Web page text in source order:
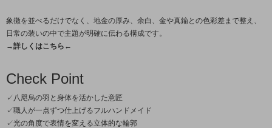
象徴を並べるだけでなく、地金の厚み、余白、金や真鍮との色彩差まで整え、
日常の装いの中で主題が明確に伝わる構成です。
→詳しくはこちら←
Check Point
✓八咫烏の羽と身体を活かした意匠
✓職人が一点ずつ仕上げるフルハンドメイド
✓光の角度で表情を変える立体的な輪郭